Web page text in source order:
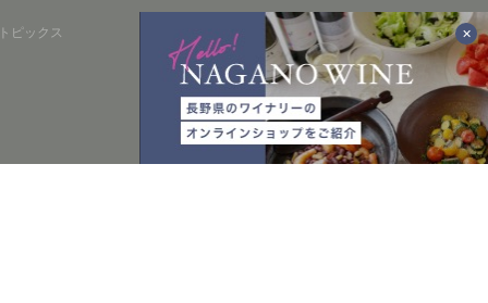
ピックス
プライバシーポリシー